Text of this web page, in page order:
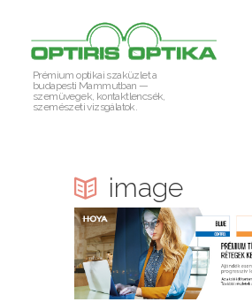
Prémium optikai szaküzlet a
budapesti Mammutban —
szemüvegek, kontaktlencsék,
szemészeti vizsgálatok.
image